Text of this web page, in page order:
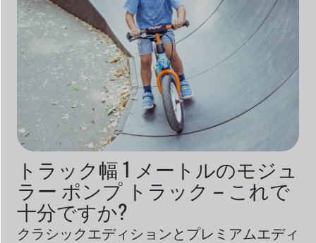
トラック幅 1 メートルのモジュ
ラー ポンプ トラック – これで
十分ですか?
クラシックエディションとプレミアムエディ